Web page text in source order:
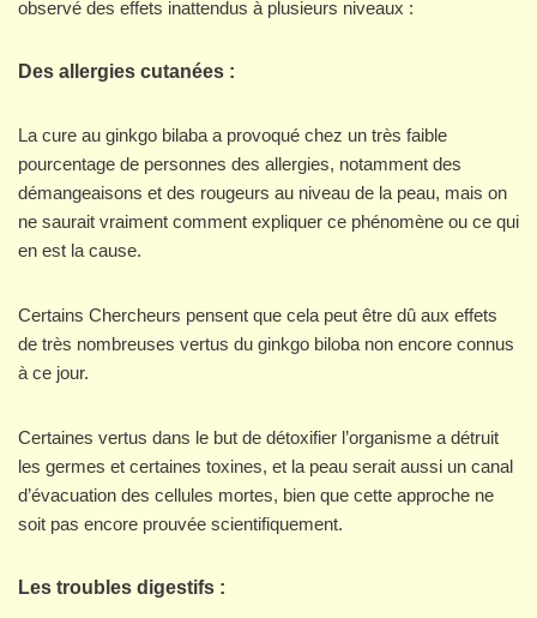
observé des effets inattendus à plusieurs niveaux :
Des allergies cutanées :
La cure au ginkgo bilaba a provoqué chez un très faible
pourcentage de personnes des allergies, notamment des
démangeaisons et des rougeurs au niveau de la peau, mais on
ne saurait vraiment comment expliquer ce phénomène ou ce qui
en est la cause.
Certains Chercheurs pensent que cela peut être dû aux effets
de très nombreuses vertus du ginkgo biloba non encore connus
à ce jour.
Certaines vertus dans le but de détoxifier l’organisme a détruit
les germes et certaines toxines, et la peau serait aussi un canal
d’évacuation des cellules mortes, bien que cette approche ne
soit pas encore prouvée scientifiquement.
Les troubles digestifs :